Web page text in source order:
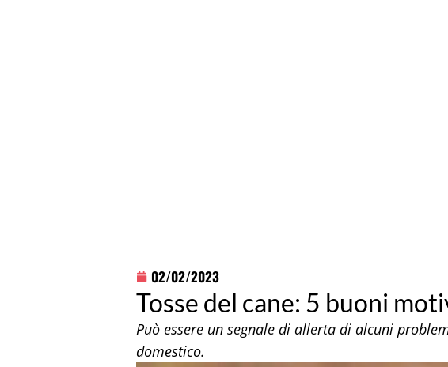
02/02/2023
Tosse del cane: 5 buoni
Può essere un segnale di allerta di alcuni
domestico.